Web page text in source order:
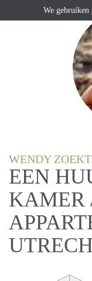
WENDY
EEN
KAMER
We gebruiken